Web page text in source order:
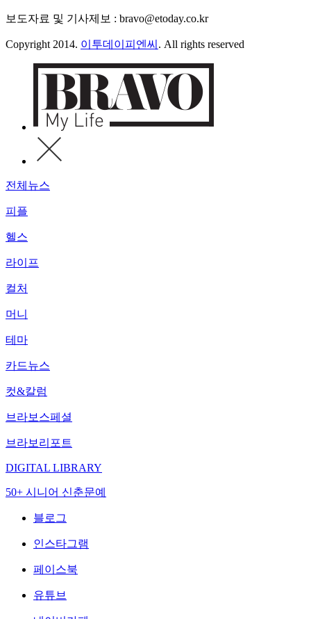
보도자료 및 기사제보 : bravo@etoday.co.kr
Copyright 2014. 이투데이피엔씨 . All rights reserved
전체뉴스
피플
헬스
라이프
컬처
머니
테마
카드뉴스
컷&칼럼
브라보스페셜
브라보리포트
DIGITAL LIBRARY
50+ 시니어 신춘문예
블로그
인스타그램
페이스북
유튜브